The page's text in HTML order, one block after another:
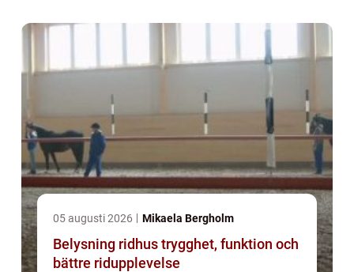
05 augusti 2026 Mikaela Bergholm
Belysning ridhus trygghet, funktion och
bättre ridupplevelse